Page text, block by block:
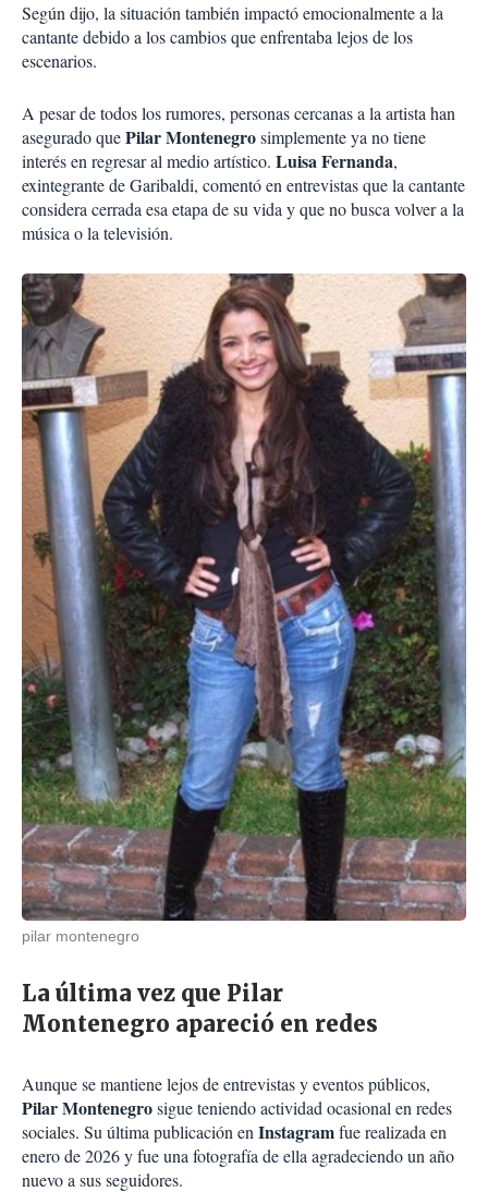
Según dijo, la situación también impactó emocionalmente a la
cantante debido a los cambios que enfrentaba lejos de los
escenarios.
A pesar de todos los rumores, personas cercanas a la artista han
asegurado quePilar Montenegrosimplemente ya no tiene
interés en regresar al medio artístico. Luisa Fernanda,
exintegrante de Garibaldi, comentó en entrevistas que la cantante
considera cerrada esa etapa de su vida y que no busca volver a la
música o la televisión.
pilar montenegro
La última vez que Pilar
Montenegro apareció en redes
Aunque se mantiene lejos de entrevistas y eventos públicos,
Pilar Montenegrosigue teniendo actividad ocasional en redes
sociales. Su última publicación en Instagramfue realizada en
enero de 2026 y fue una fotografía de ella agradeciendo un año
nuevo a sus seguidores.